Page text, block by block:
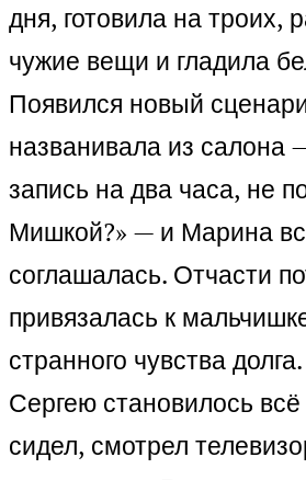
дня, готовила на троих,
чужие вещи и гладила
Появился новый
названивала из салона
запись на два часа, не
Мишкой?» — и Марина
соглашалась. Отчасти
привязалась к
странного чувства долга.
Сергею становилось
сидел, смотрел